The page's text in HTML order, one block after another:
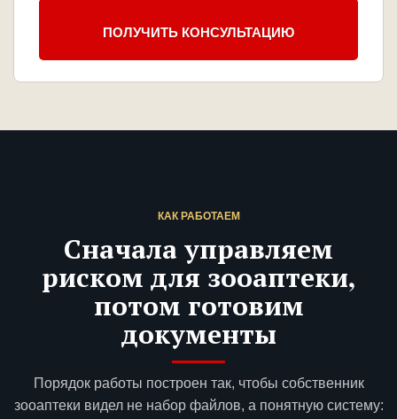
ПОЛУЧИТЬ КОНСУЛЬТАЦИЮ
КАК РАБОТАЕМ
Сначала управляем
риском для зооаптеки,
потом готовим
документы
Порядок работы построен так, чтобы собственник
зооаптеки видел не набор файлов, а понятную систему: